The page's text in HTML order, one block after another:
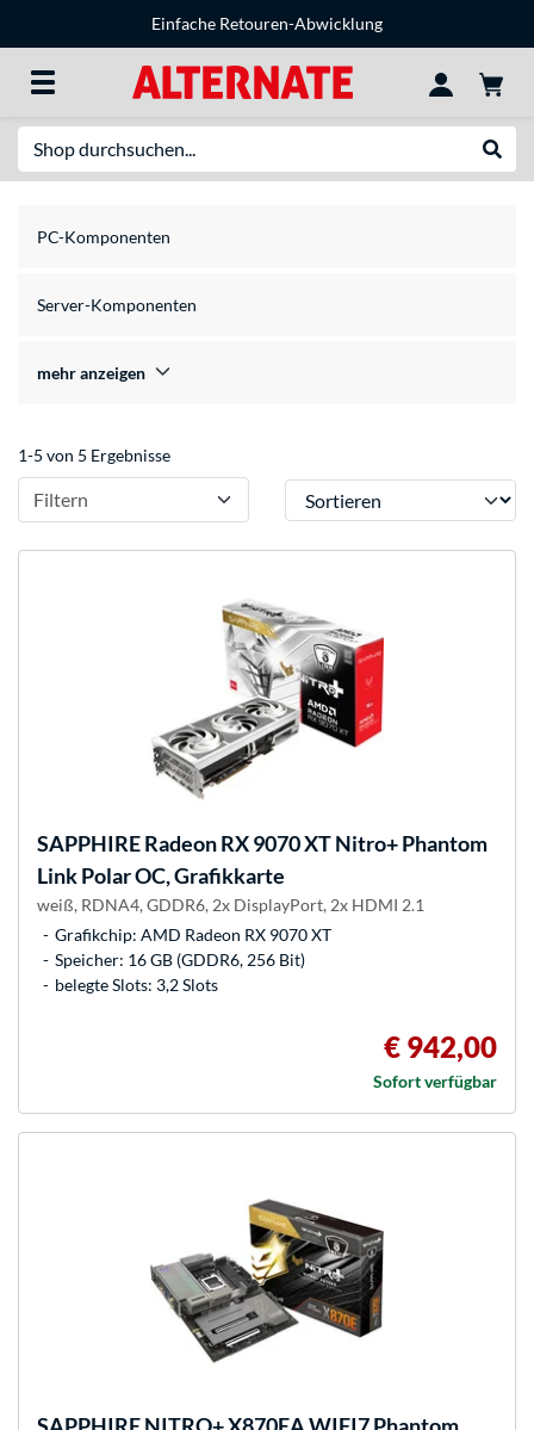
Einfache Retouren-Abwicklung
PC-Komponenten
Server-Komponenten
mehr anzeigen
1-5 von 5 Ergebnisse
Filtern Sortieren
SAPPHIRERadeon RX 9070 XT Nitro+ Phantom
Link Polar OC, Grafikkarte
weiß, RDNA4, GDDR6, 2x DisplayPort, 2x HDMI 2.1
Grafikchip: AMD Radeon RX 9070 XT
Speicher: 16 GB (GDDR6, 256 Bit)
belegte Slots: 3,2 Slots
€ 942,00
Sofort verfügbar